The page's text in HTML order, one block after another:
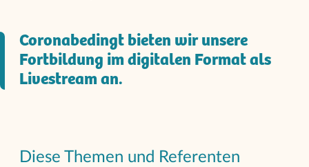
Coronabedingt bieten wir unsere
Fortbildung im digitalen Format als
Livestream an.
Diese Themen und Referenten